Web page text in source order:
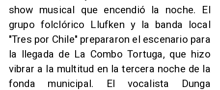
show musical que encendió la noche. El
grupo folclórico Llufken y la banda local
"Tres por Chile" prepararon el escenario para
la llegada de La Combo Tortuga, que hizo
vibrar a la multitud en la tercera noche de la
fonda municipal. El vocalista Dunga